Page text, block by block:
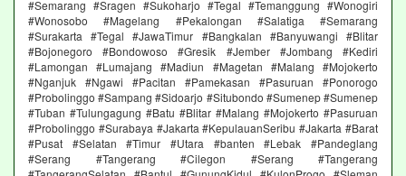
#Semarang #Sragen #Sukoharjo #Tegal #Temanggung #Wonogiri
#Wonosobo #Magelang #Pekalongan #Salatiga #Semarang
#Surakarta #Tegal #JawaTimur #Bangkalan #Banyuwangi #Blitar
#Bojonegoro #Bondowoso #Gresik #Jember #Jombang #Kediri
#Lamongan #Lumajang #Madiun #Magetan #Malang #Mojokerto
#Nganjuk #Ngawi #Pacitan #Pamekasan #Pasuruan #Ponorogo
#Probolinggo #Sampang #Sidoarjo #Situbondo #Sumenep #Sumenep
#Tuban #Tulungagung #Batu #Blitar #Malang #Mojokerto #Pasuruan
#Probolinggo #Surabaya #Jakarta #KepulauanSeribu #Jakarta #Barat
#Pusat #Selatan #Timur #Utara #banten #Lebak #Pandeglang
#Serang #Tangerang #Cilegon #Serang #Tangerang